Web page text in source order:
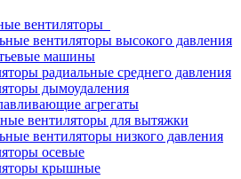
вентиляторы
вентиляторы высокого давления
машины
радиальные среднего давления
дымоудаления
агрегаты
вентиляторы для вытяжки
вентиляторы низкого давления
осевые
крышные